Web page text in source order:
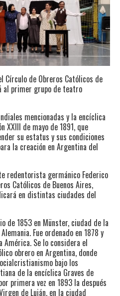
Círculo de Obreros Católicos de
al primer grupo de teatro
mencionadas y la encíclica
XXIII de mayo de 1891, que
su estatus y sus condiciones
la creación en Argentina del
redentorista germánico Federico
Católicos de Buenos Aires,
en distintas ciudades del
de 1853 en Münster, ciudad de la
Fue ordenado en 1878 y
Se lo considera el
obrero en Argentina, donde
bajo los
de la encíclica Graves de
primera vez en 1893 la después
de Luján, en la ciudad